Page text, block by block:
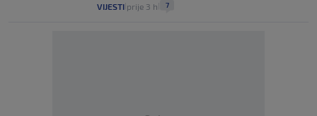
VIJESTI prije 3 h 7